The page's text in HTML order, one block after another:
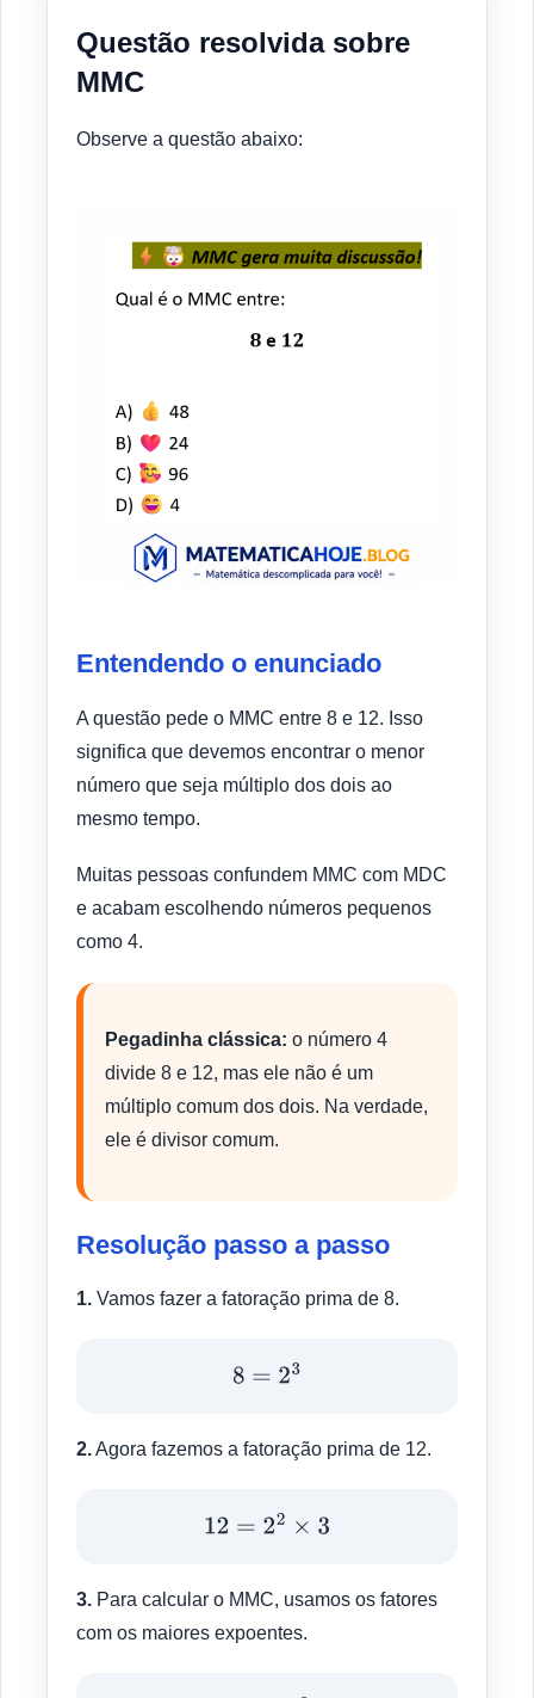
Questão resolvida sobre
MMC
Observe a questão abaixo:
Entendendo o enunciado
A questão pede o MMC entre 8 e 12. Isso
significa que devemos encontrar o menor
número que seja múltiplo dos dois ao
mesmo tempo.
Muitas pessoas confundem MMC com MDC
e acabam escolhendo números pequenos
como 4.
Pegadinha clássica: o número 4
divide 8 e 12, mas ele não é um
múltiplo comum dos dois. Na verdade,
ele é divisor comum.
Resolução passo a passo
1. Vamos fazer a fatoração prima de 8.
8=23
2.Agora fazemos a fatoração prima de 12.
12 =22×
3. Para calcular o MMC, usamos os fatores
com os maiores expoentes.